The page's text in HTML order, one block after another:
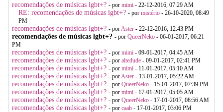
recomendações de músicas lgbt+? - por mimi - 22-12-2016, 07:29 AM
RE: recomendações de músicas lgbt+? - por mistério - 26-10-2020, 08:49
PM
recomendações de músicas lgbt+? - porAster - 22-12-2016, 12:43 PM
recomendações de músicas lgbt+? - por QueerNeko - 06-01-2017, 06:21
PM
recomendações de músicas lgbt+? - por mimi - 09-01-2017, 04:45 AM
recomendações de músicas lgbt+? - por altedude - 09-01-2017, 02:41 PM
recomendações de músicas lgbt+? - por mimi - 11-01-2017, 05:10 AM
recomendações de músicas lgbt+? - porAster - 13-01-2017, 05:22 AM
recomendações de músicas lgbt+? - por QueerNeko - 15-01-2017, 07:39 PM
recomendações de músicas lgbt+? - por mimi - 17-01-2017, 05:05 AM
recomendações de músicas lgbt+? - por QueerNeko - 17-01-2017, 08:56 AM
recomendações de músicas lgbt+? - por caah - 17-01-2017, 03:06 PM